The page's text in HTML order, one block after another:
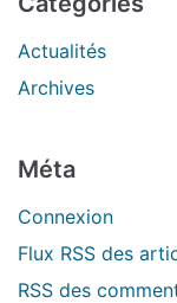
Actualités
Archives
Méta
Connexion
Flux RSS des
RSS des